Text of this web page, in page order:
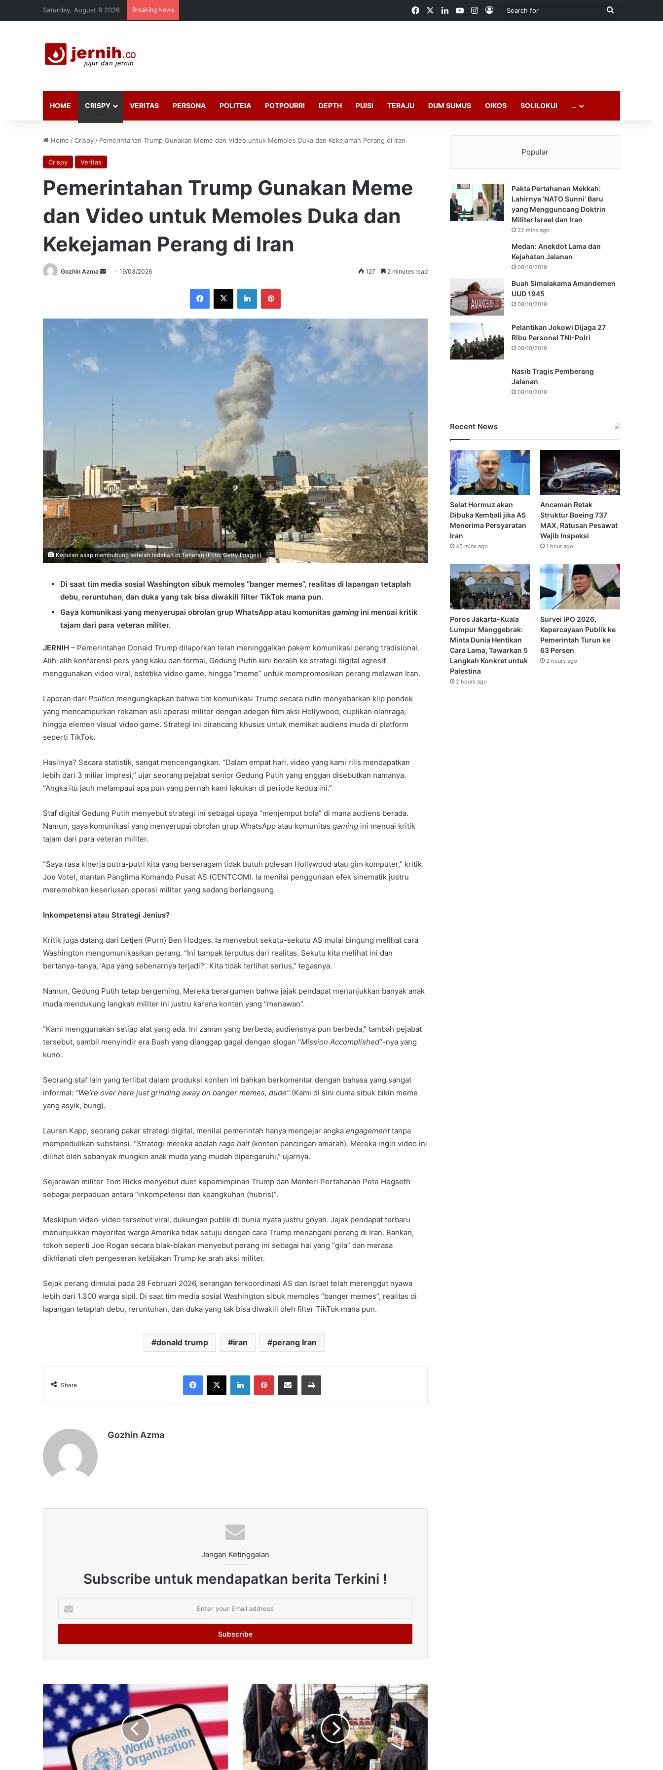
Saturday, August 8 2026 Breaking News FacebookLinkedInYouTubeInstagram
Log In
Search
HOME CRISPY VERITAS PERSONA POLITEIA POTPOURRI DEPTH PUISI TERAJU DUM SUMUS OIKOS SOLILOKUI …
Home /Crispy / Pemerintahan Trump Gunakan Meme dan Video untuk Memoles Duka dan Kekejaman Perang di Iran
Crispy Veritas
Pemerintahan Trump Gunakan Meme
dan Video untuk Memoles Duka dan
Kekejaman Perang di Iran
Gozhin Azma
Send19/03/2026 127 2 minutes read
Facebook
X LinkedInPinterest
Kepulan asap membubung setelah ledakan di Teheran (Foto: Getty Images)
Di saat tim media sosial Washington sibuk memoles “banger memes”, realitas di lapangan tetaplah
debu, reruntuhan, dan duka yang tak bisa diwakili filter TikTok mana pun.
Gaya komunikasi yang menyerupai obrolan grup WhatsApp atau komunitas gaming ini menuai kritik
tajam dari para veteran militer.
JERNIH – Pemerintahan Donald Trump dilaporkan telah meninggalkan pakem komunikasi perang tradisional.
Alih-alih konferensi pers yang kaku dan formal, Gedung Putih kini beralih ke strategi digital agresif
menggunakan video viral, estetika video game, hingga “meme” untuk mempromosikan perang melawan Iran.
Laporan dari Politico mengungkapkan bahwa tim komunikasi Trump secara rutin menyebarkan klip pendek
yang mencampurkan rekaman asli operasi militer dengan adegan film aksi Hollywood, cuplikan olahraga,
hingga elemen visual video game. Strategi ini dirancang khusus untuk memikat audiens muda di platform
seperti TikTok.
Hasilnya? Secara statistik, sangat mencengangkan. “Dalam empat hari, video yang kami rilis mendapatkan
lebih dari 3 miliar impresi,” ujar seorang pejabat senior Gedung Putih yang enggan disebutkan namanya.
“Angka itu jauh melampaui apa pun yang pernah kami lakukan di periode kedua ini.”
Staf digital Gedung Putih menyebut strategi ini sebagai upaya “menjemput bola” di mana audiens berada.
Namun, gaya komunikasi yang menyerupai obrolan grup WhatsApp atau komunitas gaming ini menuai kritik
tajam dari para veteran militer.
“Saya rasa kinerja putra-putri kita yang berseragam tidak butuh polesan Hollywood atau gim komputer,” kritik
Joe Votel, mantan Panglima Komando Pusat AS (CENTCOM). Ia menilai penggunaan efek sinematik justru
meremehkan keseriusan operasi militer yang sedang berlangsung.
Inkompetensi atau Strategi Jenius?
Kritik juga datang dari Letjen (Purn) Ben Hodges. Ia menyebut sekutu-sekutu AS mulai bingung melihat cara
Washington mengomunikasikan perang. “Ini tampak terputus dari realitas. Sekutu kita melihat ini dan
bertanya-tanya, ‘Apa yang sebenarnya terjadi?’. Kita tidak terlihat serius,” tegasnya.
Namun, Gedung Putih tetap bergeming. Mereka berargumen bahwa jajak pendapat menunjukkan banyak anak
muda mendukung langkah militer ini justru karena konten yang “menawan”.
“Kami menggunakan setiap alat yang ada. Ini zaman yang berbeda, audiensnya pun berbeda,” tambah pejabat
tersebut, sambil menyindir era Bush yang dianggap gagal dengan slogan “Mission Accomplished“-nya yang
kuno.
Seorang staf lain yang terlibat dalam produksi konten ini bahkan berkomentar dengan bahasa yang sangat
informal: “We’re over here just grinding away on banger memes, dude” (Kami di sini cuma sibuk bikin meme
yang asyik, bung).
Lauren Kapp, seorang pakar strategi digital, menilai pemerintah hanya mengejar angka engagementtanpa
mempedulikan substansi. “Strategi mereka adalah rage bait(konten pancingan amarah). Mereka ingin video ini
dilihat oleh sebanyak mungkin anak muda yang mudah dipengaruhi,” ujarnya.
Sejarawan militer Tom Ricks menyebut duet kepemimpinan Trump dan Menteri Pertahanan Pete Hegseth
sebagai perpaduan antara “inkompetensi dan keangkuhan (hubris)”.
Meskipun video-video tersebut viral, dukungan publik di dunia nyata justru goyah. Jajak pendapat terbaru
menunjukkan mayoritas warga Amerika tidak setuju dengan cara Trump menangani perang di Iran. Bahkan,
tokoh seperti Joe Rogan secara blak-blakan menyebut perang ini sebagai hal yang “gila” dan merasa
dikhianati oleh pergeseran kebijakan Trump ke arah aksi militer.
Sejak perang dimulai pada 28 Februari 2026, serangan terkoordinasi AS dan Israel telah merenggut nyawa
lebih dari 1.300 warga sipil. Di saat tim media sosial Washington sibuk memoles “banger memes”, realitas di
lapangan tetaplah debu, reruntuhan, dan duka yang tak bisa diwakili oleh filter TikTok mana pun.
donald trump iran perang Iran
Share
Facebook
X LinkedInPinterestShare via Email Print
Gozhin Azma
Jangan Ketinggalan
Subscribe untuk mendapatkan berita Terkini !
your
Email
Popular
Pakta Pertahanan Mekkah:
Lahirnya ‘NATO Sunni’ Baru
yang Mengguncang Doktrin
Militer Israel dan Iran
22 mins ago
Medan: Anekdot Lama dan
Kejahatan Jalanan
08/10/2019
Buah Simalakama Amandemen
UUD 1945
08/10/2019
Pelantikan Jokowi Dijaga 27
Ribu Personel TNI-Polri
08/10/2019
Nasib Tragis Pemberang
Jalanan
08/10/2019
Recent News
Selat Hormuz akan
Dibuka Kembali jika AS
Menerima Persyaratan
Iran
45 mins ago
Ancaman Retak
Struktur Boeing 737
MAX, Ratusan Pesawat
Wajib Inspeksi
1 hour ago
Poros Jakarta-Kuala
Lumpur Menggebrak:
Minta Dunia Hentikan
Cara Lama, Tawarkan 5
Langkah Konkret untuk
Palestina
2 hours ago
Survei IPO 2026,
Kepercayaan Publik ke
Pemerintah Turun ke
63 Persen
2 hours ago